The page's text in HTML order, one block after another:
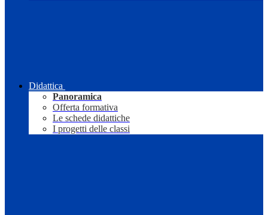
Didattica
Panoramica
Offerta formativa
Le schede didattiche
I progetti delle classi